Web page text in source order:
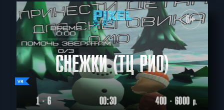
6+
СНЕЖКИ (ТЦ РИО)
1 - 6 00:30 400 - 6000 р.